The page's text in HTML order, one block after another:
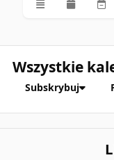
Przegląd
Wszystkie
Subskrybuj